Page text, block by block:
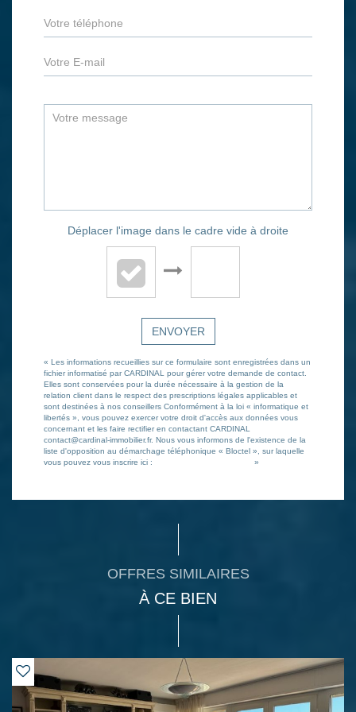
Déplacer l'image dans le cadre vide à droite
ENVOYER
« Les informations recueillies sur ce formulaire sont enregistrées dans un
fichier informatisé par CARDINAL pour gérer votre demande de contact.
Elles sont conservées pour la durée nécessaire à la gestion de la
relation client dans le respect des prescriptions légales applicables et
sont destinées à nos conseillers Conformément à la loi « informatique et
libertés », vous pouvez exercer votre droit d'accès aux données vous
concernant et les faire rectifier en contactant CARDINAL
contact@cardinal-immobilier.fr. Nous vous informons de l'existence de la
liste d'opposition au démarchage téléphonique « Bloctel », sur laquelle
vous pouvez vous inscrire ici :
»
OFFRES SIMILAIRES
À CE BIEN